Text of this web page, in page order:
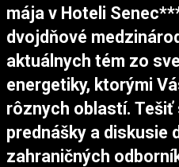
mája v Hoteli
dvojdňové
aktuálnych tém zo
energetiky, ktorými
rôznych oblastí. Tešiť
prednášky a diskusie
zahraničných